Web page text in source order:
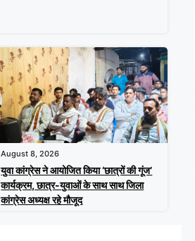
August 8, 2026
युवा कांग्रेस ने आयोजित किया ‘छात्रों की गूंज’
कार्यक्रम, छात्र-युवाओं के साथ साथ जिला
कांग्रेस अध्यक्ष रहे मौजूद